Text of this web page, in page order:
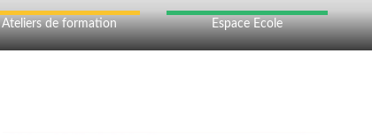
Ateliers de formation Espace Ecole